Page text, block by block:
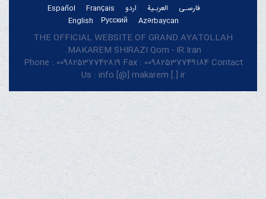
فارسـی العربـیة اردو Français
Español
Azərbaycan
Русский
English
THE OFFICIAL WEBSITE OF GRAND AYATOLLAH
MAKAREM SHIRAZI Qom - IR.Iran.
Phone : 00982537742819 Fax : 00982537749184 Contact
Us : info [@] makarem [.] ir